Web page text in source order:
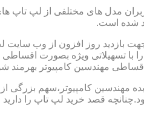
مدل های مختلفی از لپ تاپ
شده است.
بازدید روز افزون از وب
با تسهیلاتی ویژه بصورت
مهندسین کامپیوتر بهرمند
کامپیوتر،سهم بزرگی از
قصد خرید لپ تاپ را